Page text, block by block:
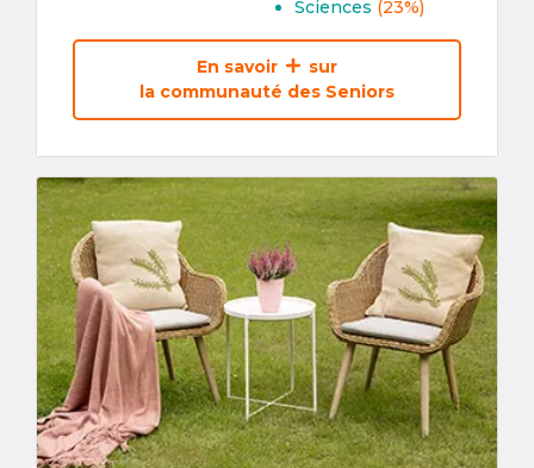
Sciences (23%)
En savoir
sur
la communauté des Seniors